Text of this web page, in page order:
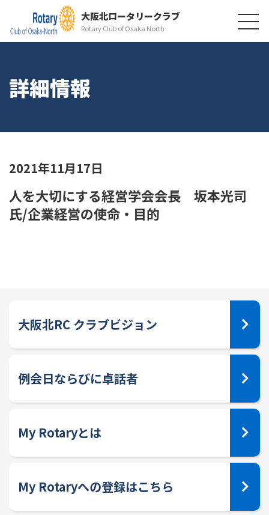
大阪北ロータリークラブ
Rotary Club of Osaka North
詳細情報
2021年11月17日
人を大切にする経営学会会長 坂本光司
氏/企業経営の使命・目的
大阪北RC クラブビジョン
例会日ならびに卓話者
My Rotaryとは
My Rotaryへの登録はこちら